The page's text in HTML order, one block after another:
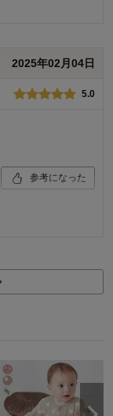
ストのゴムが少
参考になった
2025年02月04日
5.0
参考になった
ロー, ８０